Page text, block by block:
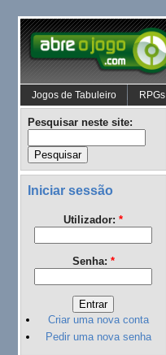
Jogos de Tabuleiro RPGs
Pesquisar neste site:
Iniciar sessão
Utilizador: *
Senha: *
Criar uma nova conta
Pedir uma nova senha